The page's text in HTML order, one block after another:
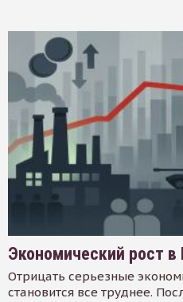
Экономический рост в
Отрицать серьезные
становится все труднее.